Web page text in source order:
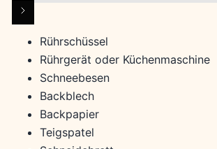
Rührschüssel
Rührgerät oder Küchenmaschine
Schneebesen
Backblech
Backpapier
Teigspatel